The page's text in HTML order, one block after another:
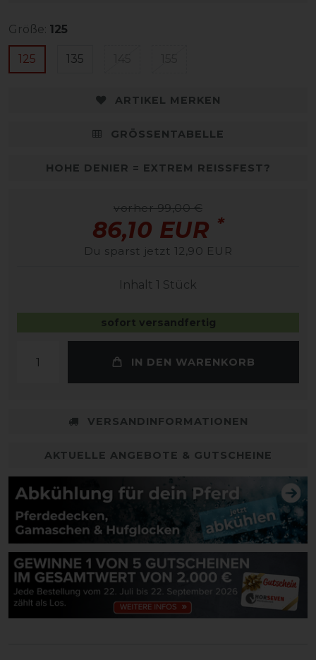
Größe: 125
125 135
ARTIKEL MERKEN
GRÖSSENTABELLE
HOHE DENIER = EXTREM REISSFEST?
vorher 99,00 €
86,10 EUR *
Du sparst jetzt 12,90 EUR
Inhalt 1 Stück
sofort versandfertig
IN DEN WARENKORB
VERSANDINFORMATIONEN
AKTUELLE ANGEBOTE & GUTSCHEINE